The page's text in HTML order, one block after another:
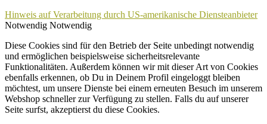
Hinweis auf Verarbeitung durch US-amerikanische Diensteanbieter
Notwendig Notwendig
Diese Cookies sind für den Betrieb der Seite unbedingt notwendig
und ermöglichen beispielsweise sicherheitsrelevante
Funktionalitäten. Außerdem können wir mit dieser Art von Cookies
ebenfalls erkennen, ob Du in Deinem Profil eingeloggt bleiben
möchtest, um unsere Dienste bei einem erneuten Besuch im unserem
Webshop schneller zur Verfügung zu stellen. Falls du auf unserer
Seite surfst, akzeptierst du diese Cookies.